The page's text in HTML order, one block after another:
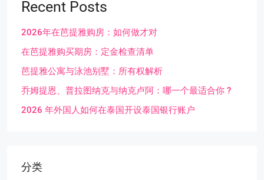
Recent Posts
2026年在芭提雅购房：如何做才对
在芭提雅购买期房：定金检查清单
芭提雅公寓与泳池别墅：所有权解析
乔姆提恩、普拉图纳克与纳克卢阿：哪一个最适合你 ?
2026 年外国人如何在泰国开设泰国银行账户
分类